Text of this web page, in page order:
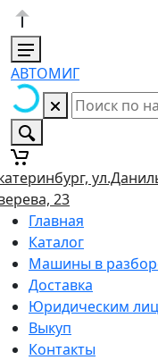
АВТОМИГ
23
Главная
Каталог
Машины в
Доставка
Юридическим
Выкуп
Контакты